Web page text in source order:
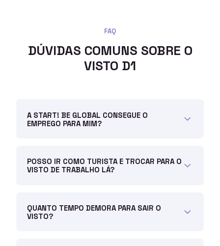
FAQ
DÚVIDAS COMUNS SOBRE O
VISTO D1
A START! BE GLOBAL CONSEGUE O
EMPREGO PARA MIM?
POSSO IR COMO TURISTA E TROCAR PARA O
VISTO DE TRABALHO LÁ?
QUANTO TEMPO DEMORA PARA SAIR O
VISTO?